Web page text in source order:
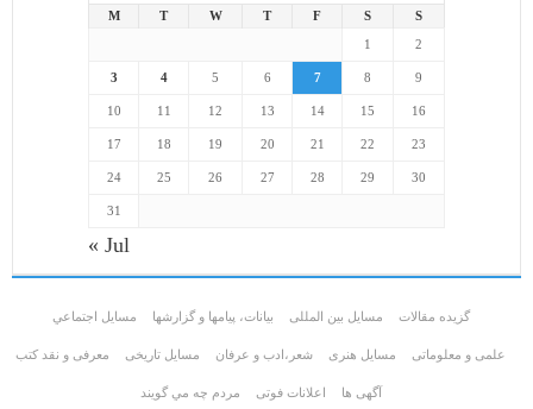
M T W T F S
S
1
2
3 4 5 6 7 8 9
10 11 12 13 14 15 16
17 18 19 20 21 22 23
24 25 26 27 28 29 30
31
« Jul
گزیده مقالات مسایل بین المللی بیانات، پیامها و گزارشها مسايل اجتماعي
علمی و معلوماتی مسايل هنری شعر،ادب و عرفان مسایل تاریخی معرفی و نقد کتب
آگهی ها اعلانات فوتی مردم چه مي گويند